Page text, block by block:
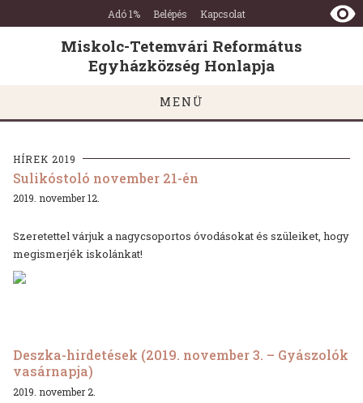
Miskolc-
Tetemvári
Református
Egyházközség
Honlapja
Ugrás a tartalomra
Ugrás a láblécre
Adó 1% Belépés Kapcsolat
Miskolc-Tetemvári Református
Egyházközség Honlapja
MENÜ
HÍREK 2019
Sulikóstoló november 21-én
2019. november 12.
Szeretettel várjuk a nagycsoportos óvodásokat és szüleiket, hogy
megismerjék iskolánkat!
Deszka-hirdetések (2019. november 3. – Gyászolók
vasárnapja)
2019. november 2.